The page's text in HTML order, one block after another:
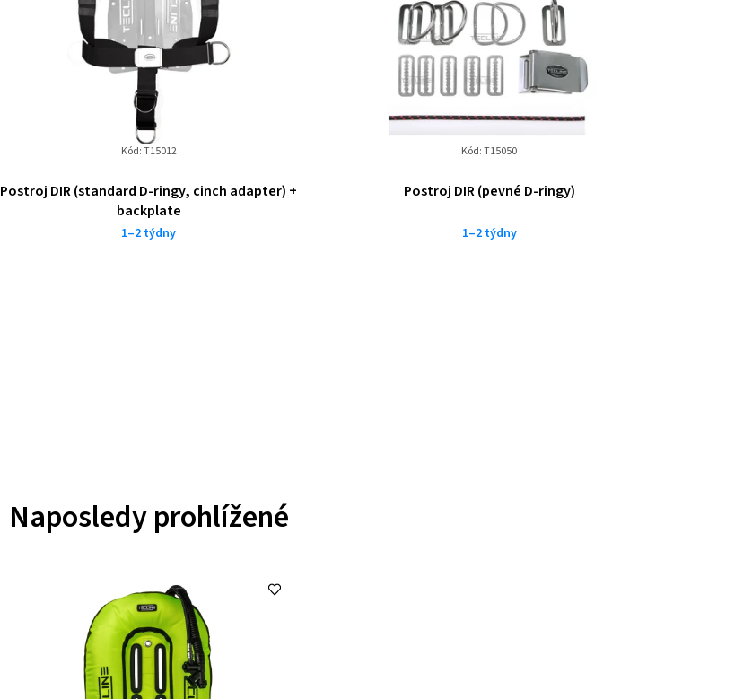
Postroj DIR (standard D-ringy, cinch adapter) +
backplate
1–2 týdny
Kód:T15012
Postroj DIR (pevné D-ringy)
1–2 týdny
Kód:T15050
Naposledy prohlížené